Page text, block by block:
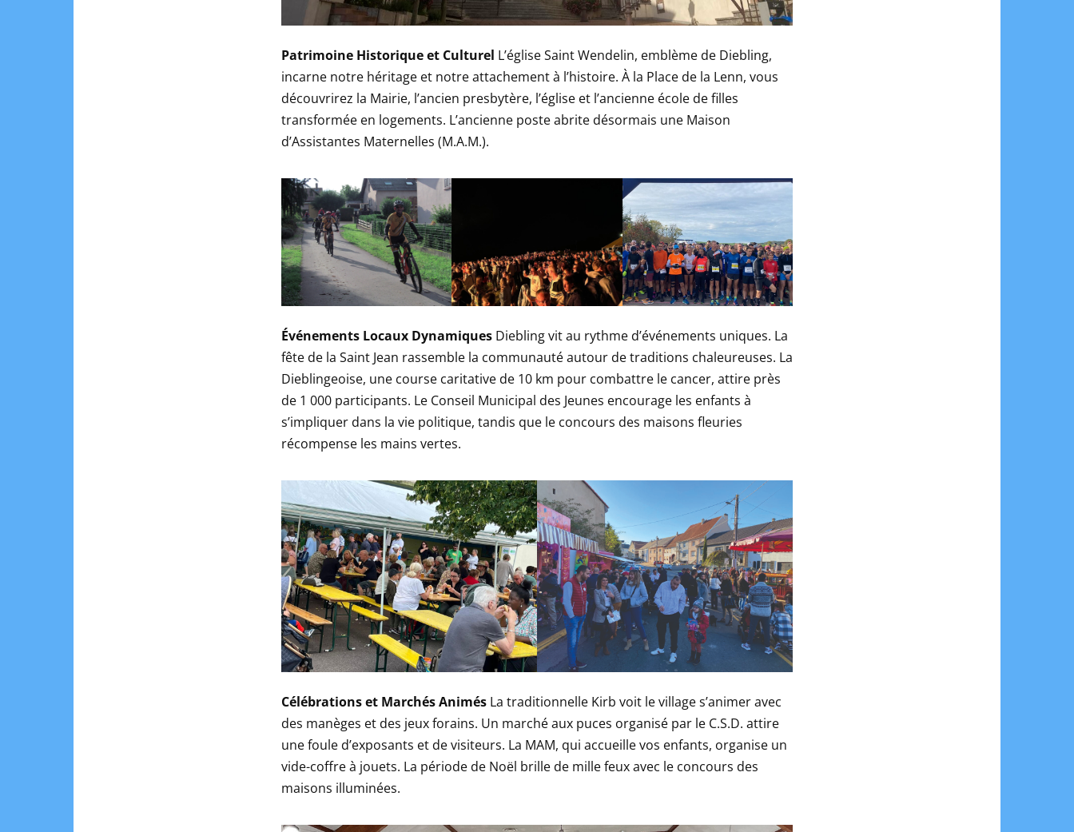
Patrimoine Historique et Culturel L’église Saint Wendelin, emblème de Diebling,
incarne notre héritage et notre attachement à l’histoire. À la Place de la Lenn, vous
découvrirez la Mairie, l’ancien presbytère, l’église et l’ancienne école de filles
transformée en logements. L’ancienne poste abrite désormais une Maison
d’Assistantes Maternelles (M.A.M.).
Événements Locaux Dynamiques Diebling vit au rythme d’événements uniques. La
fête de la Saint Jean rassemble la communauté autour de traditions chaleureuses. La
Dieblingeoise, une course caritative de 10 km pour combattre le cancer, attire près
de 1 000 participants. Le Conseil Municipal des Jeunes encourage les enfants à
s’impliquer dans la vie politique, tandis que le concours des maisons fleuries
récompense les mains vertes.
Célébrations et Marchés Animés La traditionnelle Kirb voit le village s’animer avec
des manèges et des jeux forains. Un marché aux puces organisé par le C.S.D. attire
une foule d’exposants et de visiteurs. La MAM, qui accueille vos enfants, organise un
vide-coffre à jouets. La période de Noël brille de mille feux avec le concours des
maisons illuminées.